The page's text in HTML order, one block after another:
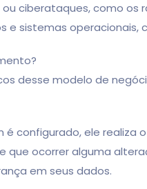
ciberataques, como os
e sistemas operacionais,
desse modelo de
é configurado, ele realiza
que ocorrer alguma
em seus dados.